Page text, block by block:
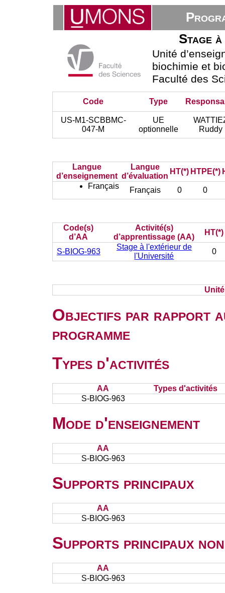
Stage
Unité
biochimie et
Faculté des
Code Type
US-M1-SCBBMC-
047-M
UE
optionnelle
Ruddy
Langue
d’enseignement
Langue
d’évaluation
HT(*) HTPE(*)
Français
Français 0 0
Code(s)
d’AA
Activité(s)
d’apprentissage (AA)
HT(*)
S-BIOG-963
Stage à l'extérieur de
l'Université
0
Objectifs par rapport
programme
Types d'activités
AA
Types d'activités
S-BIOG-963
Mode d'enseignement
AA
S-BIOG-963
Supports principaux
AA
S-BIOG-963
Supports principaux
AA
S-BIOG-963